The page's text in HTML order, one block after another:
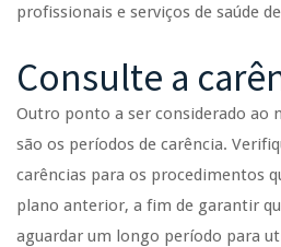
profissionais e serviços de saúde
Consulte a
Outro ponto a ser considerado ao
são os períodos de carência.
carências para os procedimentos
plano anterior, a fim de garantir
aguardar um longo período para